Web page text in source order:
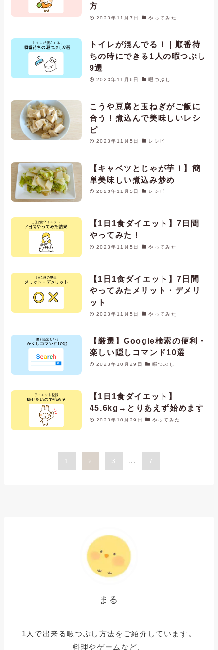
方
2023年11月7日 やってみた
トイレが混んでる！｜順番待
ちの時にできる1人の暇つぶし
9選
2023年11月6日 暇つぶし
こうや豆腐と玉ねぎがご飯に
合う！煮込んで美味しいレシ
ピ
2023年11月5日 レシピ
【キャベツとじゃが芋！】簡
単美味しい煮込み炒め
2023年11月5日 レシピ
【1日1食ダイエット】7日間
やってみた！
2023年11月5日 やってみた
【1日1食ダイエット】7日間
やってみたメリット・デメリ
ット
2023年11月5日 やってみた
【厳選】Google検索の便利・
楽しい隠しコマンド10選
2023年10月29日 暇つぶし
【1日1食ダイエット】
45.6kg→とりあえず始めます
2023年10月29日 やってみた
1 2 3 7
まる
1人で出来る暇つぶし方法をご紹介しています。
料理やゲームなど、